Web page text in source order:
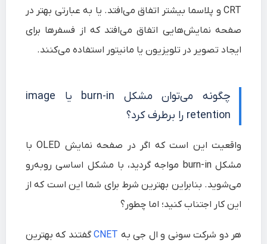
CRT و پلاسما بیشتر اتفاق می‌افتد. یا به عبارتی بهتر در
صفحه نمایش‌هایی اتفاق می‌افتد که از فسفرها برای
ایجاد تصویر در تلویزیون یا مانیتور استفاده می‌کنند.
چگونه می‌توان مشکل burn-in یا image
retention را برطرف کرد؟
واقعیت این است که اگر در صفحه نمایش OLED با
مشکل burn-in مواجه گردید، با مشکل اساسی روبه‌رو
می‌شوید. بنابراین بهترین شرط برای شما این است که از
این کار اجتناب کنید؛ اما چطور؟
هر دو شرکت سونی و ال جی به CNETگفتند که بهترین